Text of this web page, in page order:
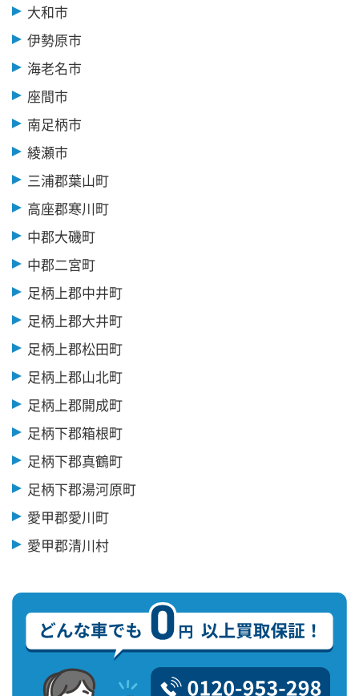
大和市
伊勢原市
海老名市
座間市
南足柄市
綾瀬市
三浦郡葉山町
高座郡寒川町
中郡大磯町
中郡二宮町
足柄上郡中井町
足柄上郡大井町
足柄上郡松田町
足柄上郡山北町
足柄上郡開成町
足柄下郡箱根町
足柄下郡真鶴町
足柄下郡湯河原町
愛甲郡愛川町
愛甲郡清川村